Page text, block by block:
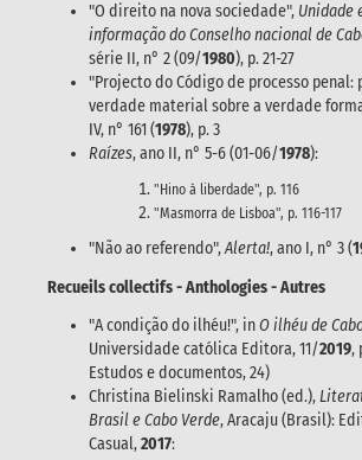
"O direito na nova sociedade", Unidade
informação do Conselho nacional de
série II, n° 2 (09/1980), p. 21-27
"Projecto do Código de processo penal:
verdade material sobre a verdade
IV, n° 161 (1978), p. 3
Raízes, ano II, n° 5-6 (01-06/1978):
"Hino à liberdade", p. 116
"Masmorra de Lisboa", p. 116-117
"Não ao referendo",Alerta!, ano I, n° 3 (
Recueils collectifs - Anthologies - Autres
"A condição do ilhéu!", inO ilhéu de
Universidade católica Editora, 11/2019,
Estudos e documentos, 24)
Christina Bielinski Ramalho (ed.),
Brasil e Cabo Verde, Aracaju (Brasil):
Casual,2017: